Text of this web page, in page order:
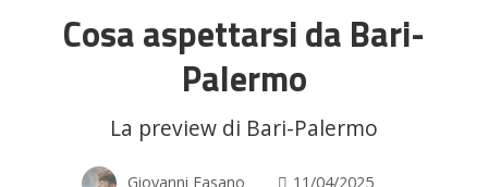
Cosa aspettarsi da Bari-
Palermo
La preview di Bari-Palermo
Giovanni Fasano
11/04/2025